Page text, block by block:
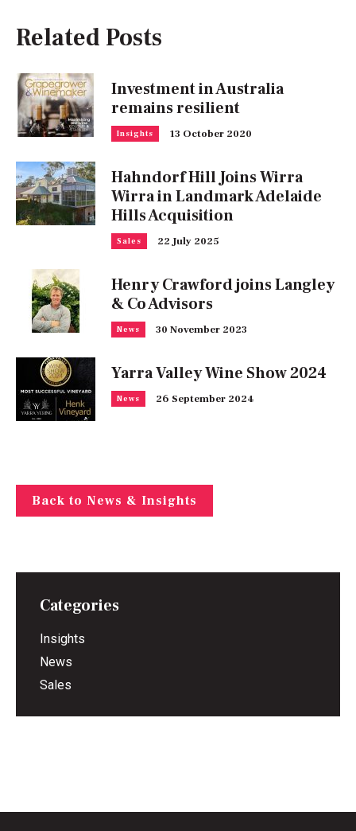
Related Posts
Investment in Australia
remains resilient
Insights 13 October 2020
Hahndorf Hill Joins Wirra
Wirra in Landmark Adelaide
Hills Acquisition
Sales 22 July 2025
Henry Crawford joins Langley
& Co Advisors
News 30 November 2023
Yarra Valley Wine Show 2024
News 26 September 2024
Back to News & Insights
Categories
Insights
News
Sales